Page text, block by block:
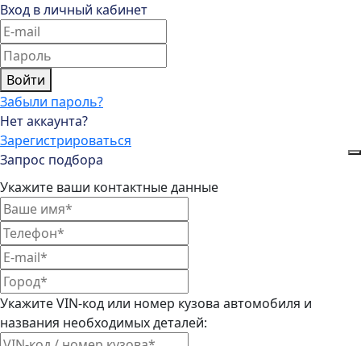
Вход в личный кабинет
Войти
Забыли пароль?
Нет аккаунта?
Зарегистрироваться
Запрос подбора
Укажите ваши контактные данные
Укажите VIN-код или номер кузова автомобиля и
названия необходимых деталей: